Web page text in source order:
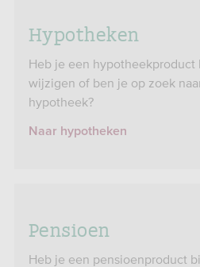
Hypotheken
Heb je een hypotheekproduct
wijzigen of ben je op zoek
hypotheek?
Naar hypotheken
Pensioen
Heb je een pensioenproduct